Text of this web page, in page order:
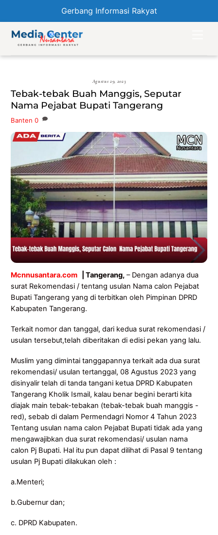
Gerbang Informasi Rakyat
content
Agustus 29, 2023
Tebak-tebak Buah Manggis, Seputar
Nama Pejabat Bupati Tangerang
Banten 0
Mcnnusantara.com | Tangerang, – Dengan adanya dua
surat Rekomendasi / tentang usulan Nama calon Pejabat
Bupati Tangerang yang di terbitkan oleh Pimpinan DPRD
Kabupaten Tangerang.
Terkait nomor dan tanggal, dari kedua surat rekomendasi /
usulan tersebut,telah diberitakan di edisi pekan yang lalu.
Muslim yang dimintai tanggapannya terkait ada dua surat
rekomendasi/ usulan tertanggal, 08 Agustus 2023 yang
disinyalir telah di tanda tangani ketua DPRD Kabupaten
Tangerang Kholik Ismail, kalau benar begini berarti kita
diajak main tebak-tebakan (tebak-tebak buah manggis -
red), sebab di dalam Permendagri Nomor 4 Tahun 2023
Tentang usulan nama calon Pejabat Bupati tidak ada yang
mengawajibkan dua surat rekomendasi/ usulan nama
calon Pj Bupati. Hal itu pun dapat dilihat di Pasal 9 tentang
usulan Pj Bupati dilakukan oleh :
a.Menteri;
b.Gubernur dan;
c. DPRD Kabupaten.